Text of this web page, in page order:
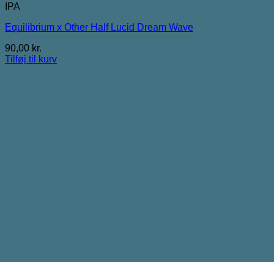
IPA
Equilibrium x Other Half Lucid Dream Wave
90,00 kr.
Tilføj til kurv